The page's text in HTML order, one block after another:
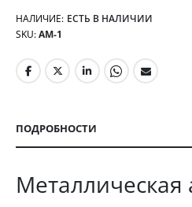
НАЛИЧИЕ: ЕСТЬ В НАЛИЧИИ
SKU АМ-1
ПОДРОБНОСТИ
Металлическая